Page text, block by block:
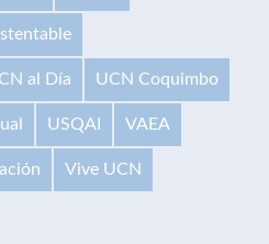
al Día UCN Coquimbo
USQAI VAEA
Vive UCN